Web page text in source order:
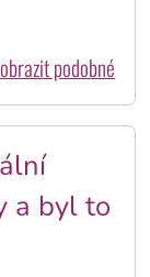
podobné
a byl to